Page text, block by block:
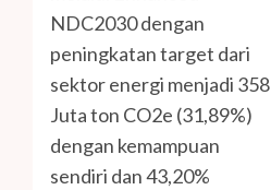
NDC2030 dengan
peningkatan target dari
sektor energi menjadi 358
Juta ton CO2e (31,89%)
dengan kemampuan
sendiri dan 43,20%